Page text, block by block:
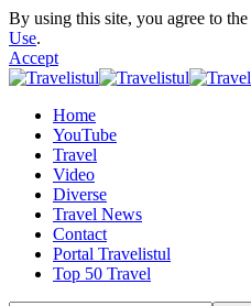
By using this site, you agree to the
Use.
Accept
Home
YouTube
Travel
Video
Diverse
Travel News
Contact
Portal Travelistul
Top 50 Travel